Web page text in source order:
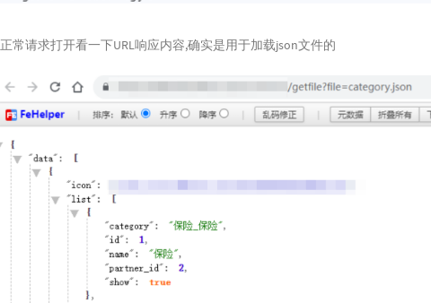
正常请求打开看一下URL响应内容,确实是用于加载json文件的